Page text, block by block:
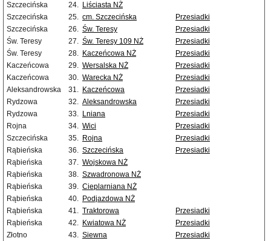
Szczecińska
24. Liściasta NŻ
Szczecińska
25. cm. Szczecińska
Przesiadki
Szczecińska
26. Św. Teresy
Przesiadki
Św. Teresy
27. Św. Teresy 109 NŻ
Przesiadki
Św. Teresy
28. Kaczeńcowa NŻ
Przesiadki
Kaczeńcowa
29. Wersalska NŻ
Przesiadki
Kaczeńcowa
30. Warecka NŻ
Przesiadki
Aleksandrowska
31. Kaczeńcowa
Przesiadki
Rydzowa
32. Aleksandrowska
Przesiadki
Rydzowa
33. Lniana
Przesiadki
Rojna
34. Wici
Przesiadki
Szczecińska
35. Rojna
Przesiadki
Rąbieńska
36. Szczecińska
Przesiadki
Rąbieńska
37. Wojskowa NŻ
Rąbieńska
38. Szwadronowa NŻ
Rąbieńska
39. Cieplarniana NŻ
Rąbieńska
40. Podjazdowa NŻ
Rąbieńska
41. Traktorowa
Przesiadki
Rąbieńska
42. Kwiatowa NŻ
Przesiadki
Złotno
43. Siewna Przesiadki